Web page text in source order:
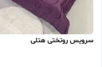
سرویس روتختی هتلی